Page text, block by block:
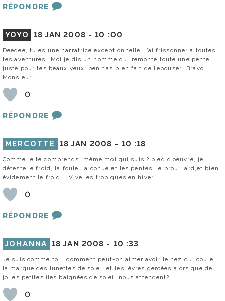
RÉPONDRE
YOYO 18 JAN 2008 -10 :00
Deedee, tu es une narratrice exceptionnelle, j’ai frissonner a toutes
tes aventures… Moi je dis un homme qui remonte toute une pente
juste pour tes beaux yeux, ben t’as bien fait de l’epouser… Bravo
Monsieur.
0
RÉPONDRE
MERCOTTE 18 JAN 2008 - 10 :18
Comme je te comprends, même moi qui suis ? pied d’oeuvre, je
déteste le froid, la foule, la cohue et les pentes, le brouillard,et bien
évidement le froid !! Vive les tropiques en hiver
0
RÉPONDRE
JOHANNA 18 JAN 2008 - 10 :33
Je suis comme toi : comment peut-on aimer avoir le nez qui coule,
la marque des lunettes de soleil et les lèvres gercées alors que de
jolies petites îles baignées de soleil nous attendent?
0